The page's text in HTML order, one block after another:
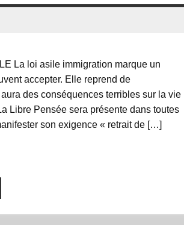
La loi asile immigration marque un
accepter. Elle reprend de
des conséquences terribles sur la vie
Libre Pensée sera présente dans toutes
son exigence « retrait de […]